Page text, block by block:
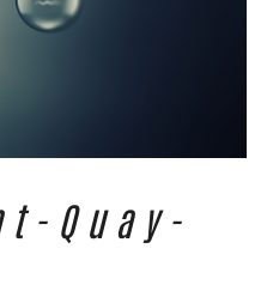
Quay-